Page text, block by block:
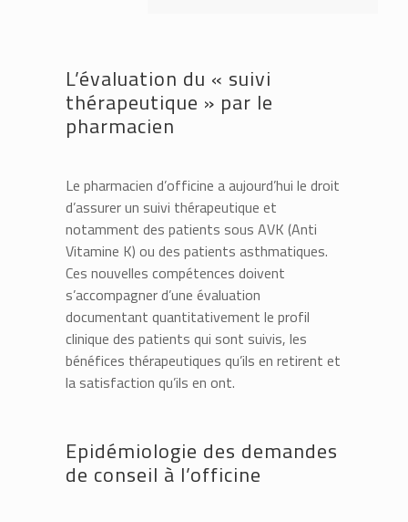
L’évaluation du « suivi
thérapeutique » par le
pharmacien
Le pharmacien d’officine a aujourd’hui le droit
d’assurer un suivi thérapeutique et
notamment des patients sous AVK (Anti
Vitamine K) ou des patients asthmatiques.
Ces nouvelles compétences doivent
s’accompagner d’une évaluation
documentant quantitativement le profil
clinique des patients qui sont suivis, les
bénéfices thérapeutiques qu’ils en retirent et
la satisfaction qu’ils en ont.
Epidémiologie des demandes
de conseil à l’officine